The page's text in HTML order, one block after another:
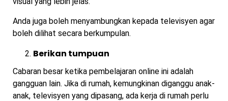
Anda juga boleh menyambungkan kepada televisyen agar
boleh dilihat secara berkumpulan.
Berikan tumpuan
Cabaran besar ketika pembelajaran online ini adalah
gangguan lain. Jika di rumah, kemungkinan diganggu anak-
anak, televisyen yang dipasang, ada kerja di rumah perlu